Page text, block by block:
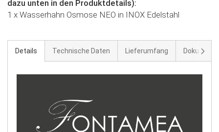
dazu unten in den Produktdetails):
1 x Wasserhahn Osmose NEO in INOX Edelstahl
Details Technische Daten Lieferumfang